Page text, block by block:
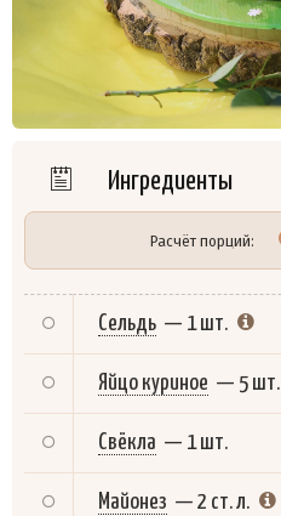
Ингредиенты
Расчёт порций:
Сельдь — 1 шт.
Яйцо куриное — 5 шт.
Свёкла — 1 шт.
Майонез — 2 ст. л.